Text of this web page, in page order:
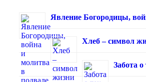
Явление Богородицы,
Хлеб – символ
Забота